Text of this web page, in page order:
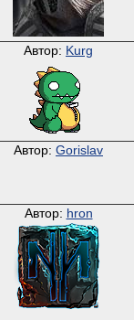
Автор: Kurg
Автор: Gorislav
Автор: hron